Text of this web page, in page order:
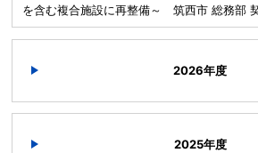
を含む複合施設に再整備～ 筑西市 総務部
2026年度
2025年度